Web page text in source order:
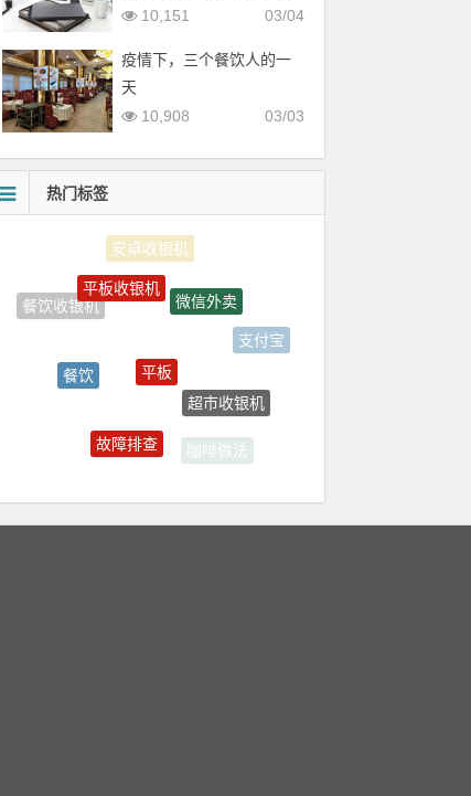
遇
03/04
10,151
疫情下，三个餐饮人的一
天
03/03
10,908
热门标签
餐饮收银机
平板收银机
支付宝
咖啡做法